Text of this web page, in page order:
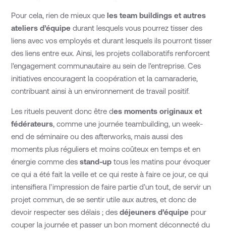
Pour cela, rien de mieux queles team buildings et autres
ateliers d’équipe durant lesquels vous pourrez tisser des
liens avec vos employés et durant lesquels ils pourront tisser
des liens entre eux. Ainsi, les projets collaboratifs renforcent
l'engagement communautaire au sein de l'entreprise. Ces
initiatives encouragent la coopération et la camaraderie,
contribuant ainsi à un environnement de travail positif.
Les rituels peuvent donc être des moments originaux et
fédérateurs, comme une journée teambuilding, un week-
end de séminaire ou des afterworks, mais aussi des
moments plus réguliers et moins coûteux en temps et en
énergie comme desstand-up tous les matins pour évoquer
ce qui a été fait la veille et ce qui reste à faire ce jour, ce qui
intensifiera l’impression de faire partie d’un tout, de servir un
projet commun, de se sentir utile aux autres, et donc de
devoir respecter ses délais ; desdéjeuners d’équipe pour
couper la journée et passer un bon moment déconnecté du